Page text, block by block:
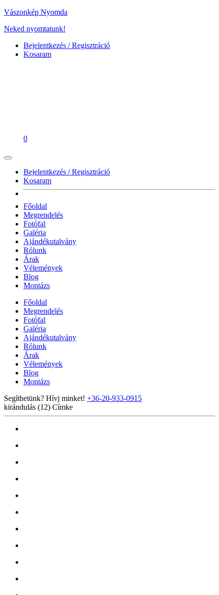
Vászonkép Nyomda
Neked nyomtatunk!
Bejelentkezés / Regisztráció
Kosaram
0
Bejelentkezés / Regisztráció
Kosaram
Főoldal
Megrendelés
Fotófal
Galéria
Ajándékutalvány
Rólunk
Árak
Vélemények
Blog
Montázs
Főoldal
Megrendelés
Fotófal
Galéria
Ajándékutalvány
Rólunk
Árak
Vélemények
Blog
Montázs
Segíthetünk? Hívj minket! +36-20-933-0915
kirándulás (12) Címke